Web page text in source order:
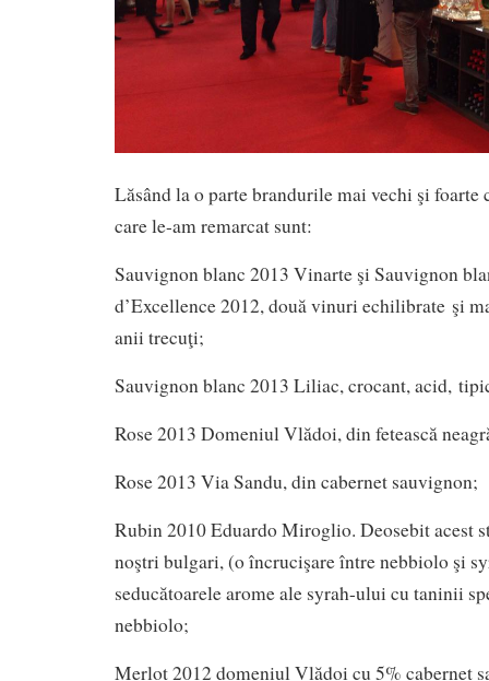
Lăsând la o parte brandurile mai vechi şi foarte
care le-am remarcat sunt:
Sauvignon blanc 2013 Vinarte şi Sauvignon
d’Excellence 2012, două vinuri echilibrate şi
anii trecuţi;
Sauvignon blanc 2013 Liliac, crocant, acid,
Rose 2013 Domeniul Vlădoi, din fetească
Rose 2013 Via Sandu, din cabernet sauvignon;
Rubin 2010 Eduardo Miroglio. Deosebit acest
noştri bulgari, (o încrucişare între nebbiolo şi
seducătoarele arome ale syrah-ului cu taninii
nebbiolo;
Merlot 2012 domeniul Vlădoi cu 5% cabernet